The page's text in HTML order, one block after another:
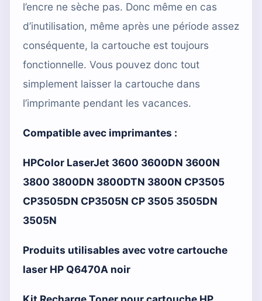
l’encre ne sèche pas. Donc même en cas
d’inutilisation, même après une période assez
conséquente, la cartouche est toujours
fonctionnelle. Vous pouvez donc tout
simplement laisser la cartouche dans
l’imprimante pendant les vacances.
Compatible avec imprimantes :
HPColor LaserJet 3600 3600DN 3600N
3800 3800DN 3800DTN 3800N CP3505
CP3505DN CP3505N CP 3505 3505DN
3505N
Produits utilisables avec votre cartouche
laser HP Q6470A noir